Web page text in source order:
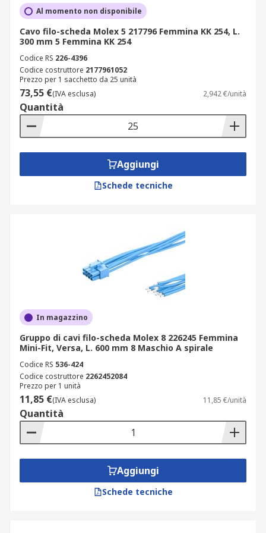
Marchi leader e garanzie RS
Acquistare cavi filo scheda da RS significa
accedere a una gamma certificata, con prodotti
pronti per la spedizione e supportati da un team
tecnico specializzato. Nel catalogo trovi soluzioni
firmate Molex, TE Connectivity, RS PRO, JST,
Samtec, Phoenix Contact e Amphenol
Communications Solutions, marchi riconosciuti
per precisione dimensionale, tracciabilità
industriale e conformità agli standard IEC. Con
RS, ogni cavo assemblato è un componente di
continuità operativa: disponibilità immediata di
installazioni senza tempi di attesa imprevisti.
Al momento non disponibile
Cavo filo-scheda Molex 5 217796 Femmina KK 254, L.
300 mm 5 Femmina KK 254
Codice RS 226-4396
Codice costruttore 2177961052
Prezzo per 1 sacchetto da 25 unità
73,55 €(IVA esclusa) 2,942 €/unità
Quantità
Aggiungi
Schede tecniche
In magazzino
Gruppo di cavi filo-scheda Molex 8 226245 Femmina
Mini-Fit, Versa, L. 600 mm 8 Maschio A spirale
Codice RS 536-424
Codice costruttore 2262452084
Prezzo per 1 unità
11,85 €(IVA esclusa) 11,85 €/unità
Quantità
Aggiungi
Schede tecniche